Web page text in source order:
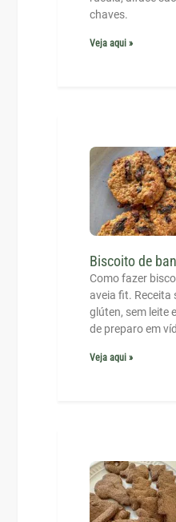
chaves.
Veja aqui »
Biscoito de
Como fazer
aveia fit. Receita
glúten, sem leite
de preparo em
Veja aqui »